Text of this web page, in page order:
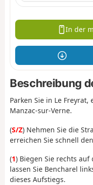
In der
Beschreibung
Parken Sie in Le
Manzac-sur-Verne.
(S/Z) Nehmen Sie die
erreichen Sie schnell
(1) Biegen Sie rechts
lassen Sie Bencharel
dieses Aufstiegs.